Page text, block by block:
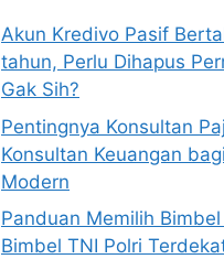
Akun Kredivo Pasif
tahun, Perlu Dihapus
Gak Sih?
Pentingnya Konsultan
Konsultan Keuangan
Modern
Panduan Memilih
Bimbel TNI Polri